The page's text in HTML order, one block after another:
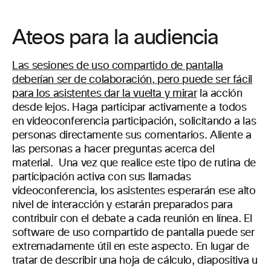
Ateos para la audiencia
Las sesiones de uso compartido de pantalla
deberían ser de colaboración, pero puede ser fácil
para los asistentes dar la vuelta y mirarla acción
desde lejos. Haga participar activamente a todos
en videoconferencia participación, solicitando a las
personas directamente sus comentarios. Aliente a
las personas a hacer preguntas acerca del
material.
Una vez que realice este tipo de rutina de
participación activa con sus llamadas
videoconferencia, los asistentes esperarán ese alto
nivel de interacción y estarán preparados para
contribuir con el debate a cada reunión en línea. El
software de uso compartido de pantalla puede ser
extremadamente útil en este aspecto. En lugar de
tratar de describir una hoja de cálculo, diapositiva u